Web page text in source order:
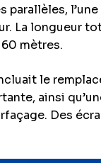
parallèles,
La longueur
mètres.
le
ainsi
Des